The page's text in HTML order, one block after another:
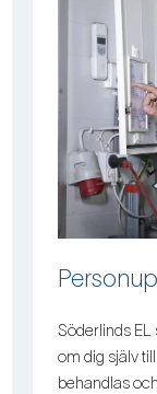
Söderlinds
om dig själv
behandlas